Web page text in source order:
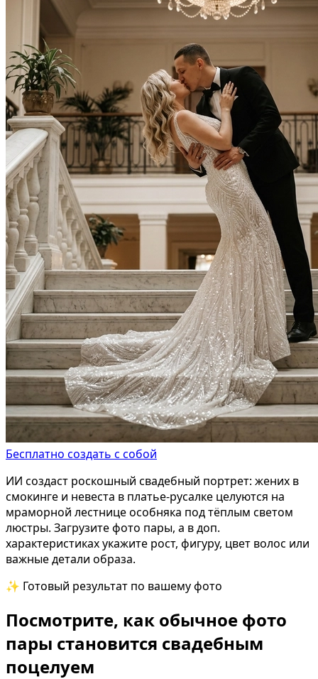
Бесплатно создать с собой
ИИ создаст роскошный свадебный портрет: жених в
смокинге и невеста в платье-русалке целуются на
мраморной лестнице особняка под тёплым светом
люстры. Загрузите фото пары, а в доп.
характеристиках укажите рост, фигуру, цвет волос или
важные детали образа.
✨ Готовый результат по вашему фото
Посмотрите, как обычное фото
пары становится свадебным
поцелуем